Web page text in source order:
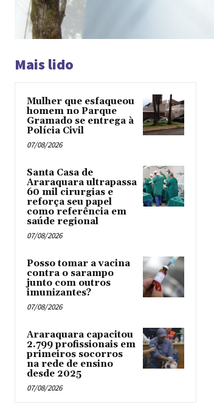
Mais lido
Mulher que esfaqueou
homem no Parque
Gramado se entrega à
Polícia Civil
07/08/2026
Santa Casa de
Araraquara ultrapassa
60 mil cirurgias e
reforça seu papel
como referência em
saúde regional
07/08/2026
Posso tomar a vacina
contra o sarampo
junto com outros
imunizantes?
07/08/2026
Araraquara capacitou
2.799 profissionais em
primeiros socorros
na rede de ensino
desde 2025
07/08/2026